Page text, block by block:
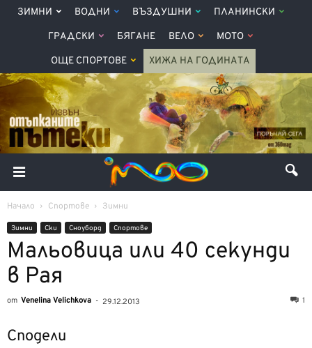
ЗИМНИ ВОДНИ ВЪЗДУШНИ ПЛАНИНСКИ
ГРАДСКИ БЯГАНЕ ВЕЛО МОТО
ОЩЕ СПОРТОВЕ ХИЖА НА ГОДИНАТА
Начало Спортове Зимни
Зимни Ски Сноуборд Спортове
Мальовица или 40 секунди
в Рая
от Venelina Velichkova - 29.12.2013 1
Сподели